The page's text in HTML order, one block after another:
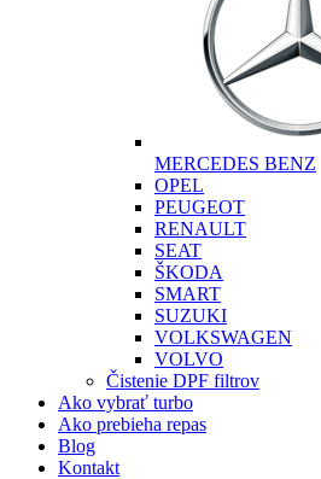
MERCEDES BENZ
OPEL
PEUGEOT
RENAULT
SEAT
ŠKODA
SMART
SUZUKI
VOLKSWAGEN
VOLVO
Čistenie DPF filtrov
Ako vybrať turbo
Ako prebieha repas
Blog
Kontakt